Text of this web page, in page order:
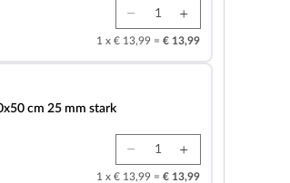
1 x € 13,99 = € 13,99
cm 25 mm stark
1 x € 13,99 = € 13,99